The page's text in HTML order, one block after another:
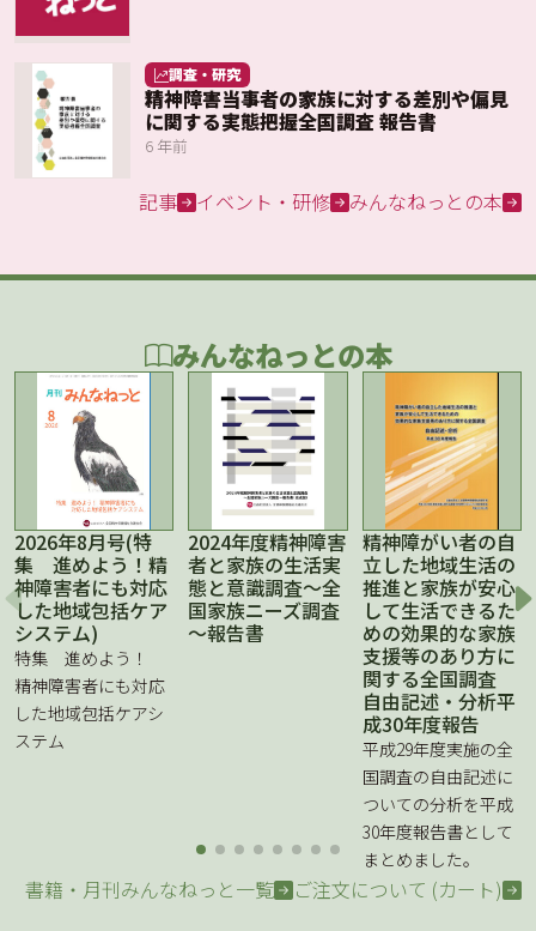
調査・研究
精神障害当事者の家族に対する差別や偏見
に関する実態把握全国調査 報告書
6 年前
記事 イベント・研修 みんなねっとの本
みんなねっとの本
2026年8月号(特
集 進めよう！精
神障害者にも対応
した地域包括ケア
システム)
特集 進めよう！
精神障害者にも対応
した地域包括ケアシ
ステム
2024年度精神障害
者と家族の生活実
態と意識調査～全
国家族ニーズ調査
～報告書
精神障がい者の自
立した地域生活の
推進と家族が安心
して生活できるた
めの効果的な家族
支援等のあり方に
関する全国調査
自由記述・分析平
成30年度報告
平成29年度実施の全
国調査の自由記述に
ついての分析を平成
30年度報告書として
まとめました。
書籍・月刊みんなねっと一覧 ご注文について (カート)